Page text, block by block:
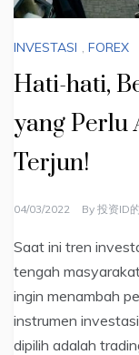
INVESTASI FOREX
Hati-hati,
yang Perlu
Terjun!
04/03/2022 By 投资ID
Saat ini tren
tengah
ingin menambah
instrumen
dipilih adalah